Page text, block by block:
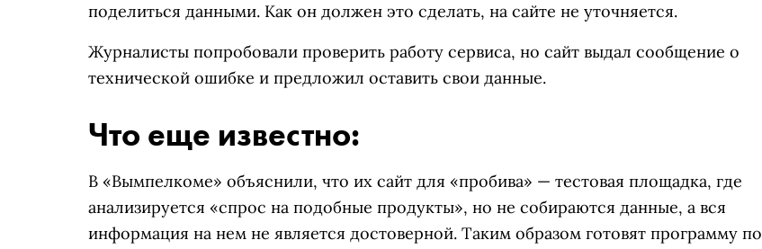
поделиться данными. Как он должен это сделать, на сайте не уточняется.
Журналисты попробовали проверить работу сервиса, но сайт выдал сообщение о
технической ошибке и предложил оставить свои данные.
Что еще известно:
В «Вымпелкоме» объяснили, что их сайт для «пробива» — тестовая площадка, где
анализируется «спрос на подобные продукты», но не собираются данные, а вся
информация на нем не является достоверной. Таким образом готовят программу по